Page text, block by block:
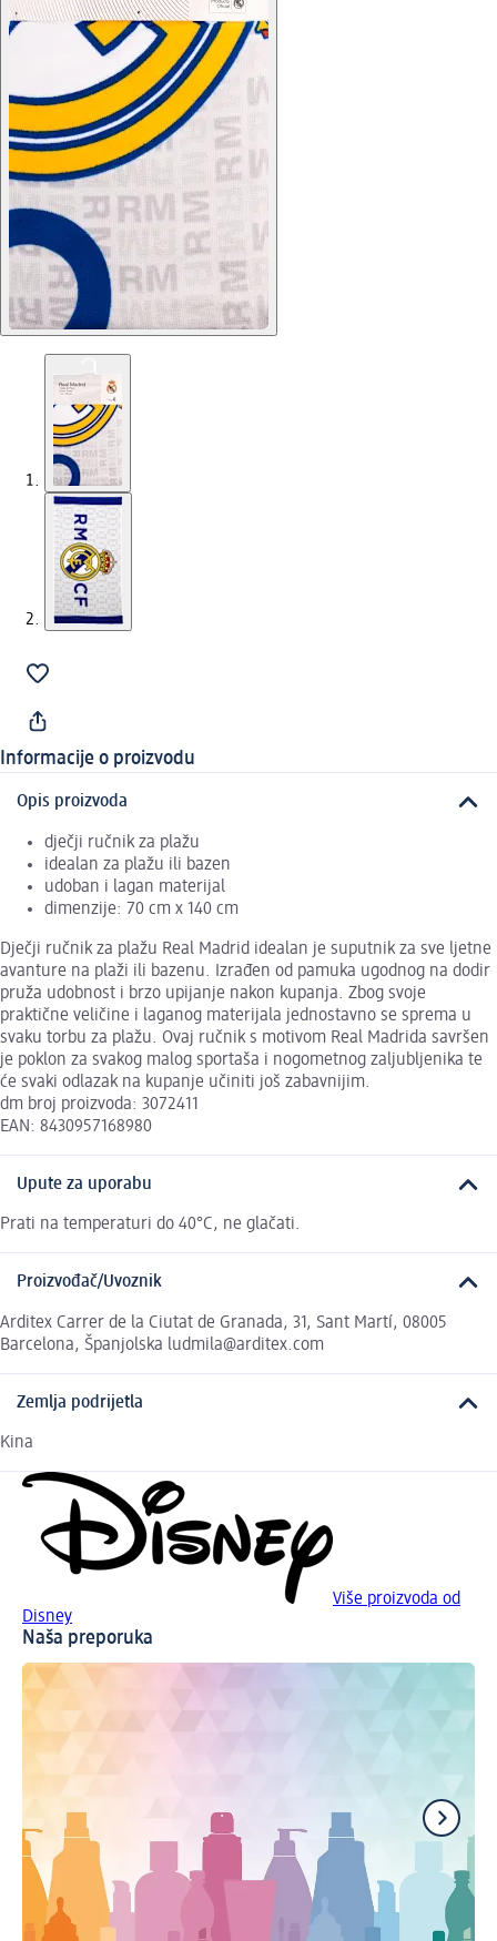
Informacije o proizvodu
Opis proizvoda
dječji ručnik za plažu
idealan za plažu ili bazen
udoban i lagan materijal
dimenzije: 70 cm x 140 cm
Dječji ručnik za plažu Real Madrid idealan je suputnik za sve ljetne
avanture na plaži ili bazenu. Izrađen od pamuka ugodnog na dodir
pruža udobnost i brzo upijanje nakon kupanja. Zbog svoje
praktične veličine i laganog materijala jednostavno se sprema u
svaku torbu za plažu. Ovaj ručnik s motivom Real Madrida savršen
je poklon za svakog malog sportaša i nogometnog zaljubljenika te
će svaki odlazak na kupanje učiniti još zabavnijim.
dm broj proizvoda: 3072411
EAN: 8430957168980
Upute za uporabu
Prati na temperaturi do 40°C, ne glačati.
Proizvođač/Uvoznik
Arditex Carrer de la Ciutat de Granada, 31, Sant Martí, 08005
Barcelona, Španjolska ludmila@arditex.com
Zemlja podrijetla
Kina
Više proizvoda od
Disney
Naša preporuka